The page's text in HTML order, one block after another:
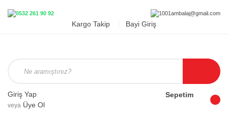
Kargo Takip Bayi Giriş
Giriş Yap
veya Üye Ol
Sepetim